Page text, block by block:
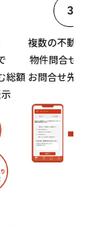
総額
3
複数の不動産
物件問合せは
お問合せ先を